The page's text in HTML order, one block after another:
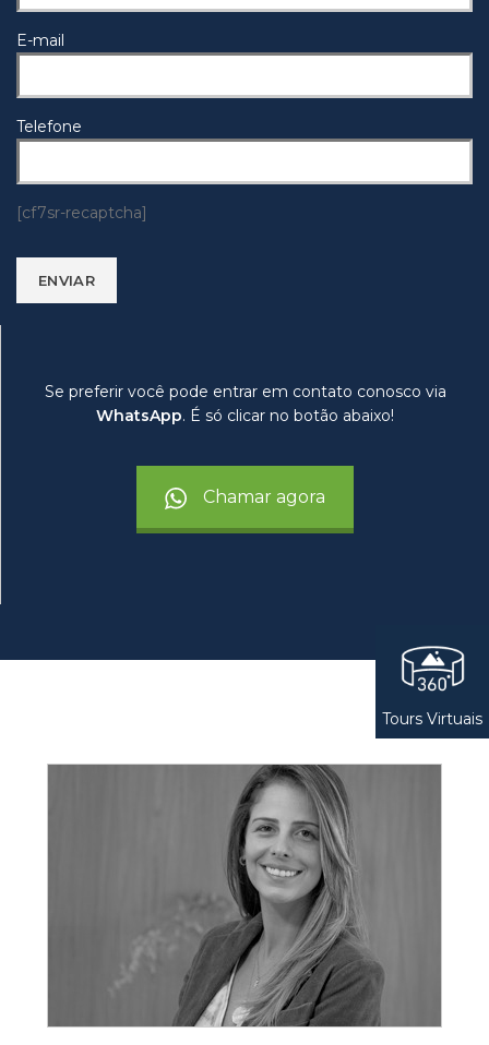
E-mail
Telefone
[cf7sr-recaptcha]
Se preferir você pode entrar em contato conosco via
WhatsApp. É só clicar no botão abaixo!
Chamar agora
Tours Virtuais